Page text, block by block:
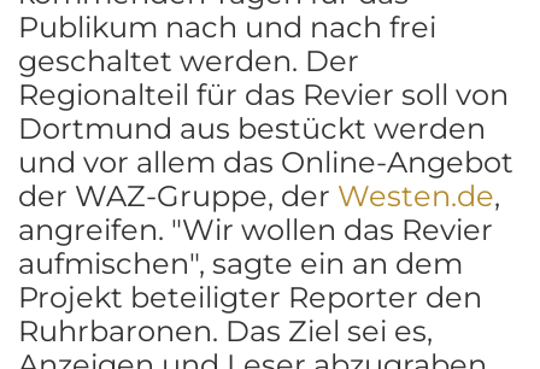
Publikum nach und nach frei
geschaltet werden. Der
Regionalteil für das Revier soll von
Dortmund aus bestückt werden
und vor allem das Online-Angebot
der WAZ-Gruppe, der Westen.de,
angreifen. "Wir wollen das Revier
aufmischen", sagte ein an dem
Projekt beteiligter Reporter den
Ruhrbaronen. Das Ziel sei es,